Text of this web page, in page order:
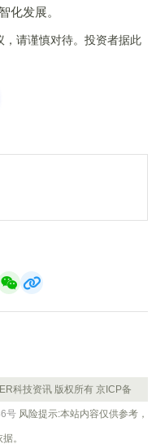
化发展。
请谨慎对待。投资者据此
科技资讯 版权所有 京ICP备
号 风险提示:本站内容仅供参考，
。